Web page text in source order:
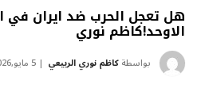
هل تعجل الحرب ضد ايران في
الاوحد!كاظم نوري
بواسطةكاظم نوري الربيعي 5 مايو,2026